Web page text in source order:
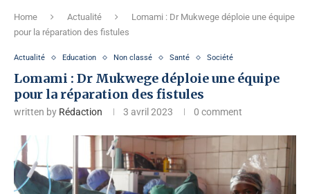
Home Actualité
Lomami : Dr Mukwege déploie une équipe
pour la réparation des fistules
Actualité Education Non classé Santé Société
Lomami : Dr Mukwege déploie une équipe
pour la réparation des fistules
written by Rédaction 3 avril 2023 0 comment